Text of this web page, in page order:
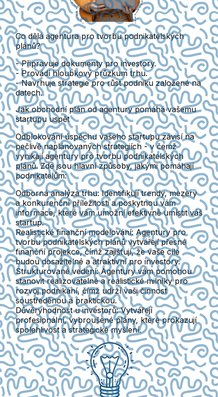
Co dělá agentura pro tvorbu podnikatelských
plánů?
- Připravuje dokumenty pro investory.
- Provádí hloubkový průzkum trhu.
- Navrhuje strategie pro růst podniku založené na
datech.
Jak obchodní plán od agentury pomáhá vašemu
startupu uspět
Odblokování úspěchu vašeho startupu závisí na
pečlivě naplánovaných strategiích - v čemž
vynikají agentury pro tvorbu podnikatelských
plánů. Zde jsou hlavní způsoby, jakými pomáhají
podnikatelům:
Odborná analýza trhu:Identifikují trendy, mezery
a konkurenční příležitosti a poskytnou vám
informace, které vám umožní efektivně umístit váš
startup.
Realistické finanční modelování: Agentury pro
tvorbu podnikatelských plánů vytvářejí přesné
finanční projekce, čímž zajišťují, že vaše cíle
budou dosažitelné a atraktivní pro investory.
Strukturované vedení:Agentury vám pomohou
stanovit realizovatelné a realistické milníky pro
rozvoj podnikání, čímž udrží vaši činnost
soustředěnou a praktickou.
Důvěryhodnost u investorů:Vytvářejí
profesionální, vybroušené plány, které prokazují
spolehlivost a strategické myšlení.